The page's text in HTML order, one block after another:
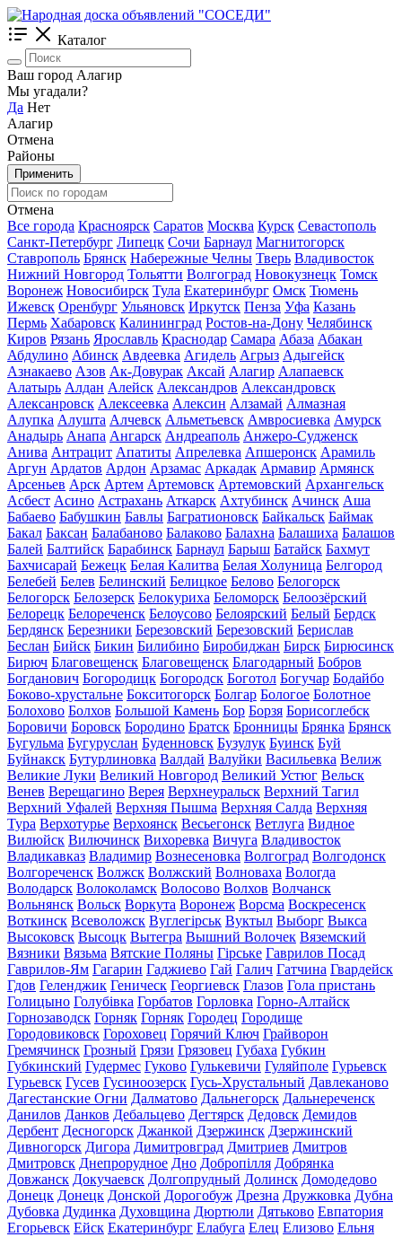
Каталог
Ваш город Алагир
Мы угадали?
Да Нет
Алагир
Отмена
Районы
Применить
Отмена
Все города Красноярск Саратов Москва Курск Севастополь
Санкт-Петербург Липецк Сочи Барнаул Магнитогорск
Ставрополь Брянск Набережные Челны Тверь Владивосток
Нижний Новгород Тольятти Волгоград Новокузнецк Томск
Воронеж Новосибирск Тула Екатеринбург Омск Тюмень
Ижевск Оренбург Ульяновск Иркутск Пенза Уфа Казань
Пермь Хабаровск Калининград Ростов-на-Дону Челябинск
Киров Рязань Ярославль Краснодар Самара Абаза Абакан
Абдулино Абинск Авдеевка Агидель Агрыз Адыгейск
Азнакаево Азов Ак-Довурак Аксай Алагир Алапаевск
Алатырь Алдан Алейск Александров Александровск
Алексанровск Алексеевка Алексин Алзамай Алмазная
Алупка Алушта Алчевск Альметьевск Амвросиевка Амурск
Анадырь Анапа Ангарск Андреаполь Анжеро-Судженск
Анива Антрацит Апатиты Апрелевка Апшеронск Арамиль
Аргун Ардатов Ардон Арзамас Аркадак Армавир Армянск
Арсеньев Арск Артем Артемовск Артемовский Архангельск
Асбест Асино Астрахань Аткарск Ахтубинск Ачинск Аша
Бабаево Бабушкин Бавлы Багратионовск Байкальск Баймак
Бакал Баксан Балабаново Балаково Балахна Балашиха Балашов
Балей Балтийск Барабинск Барнаул Барыш Батайск Бахмут
Бахчисарай Бежецк Белая Калитва Белая Холуница Белгород
Белебей Белев Белинский Белицкое Белово Белогорск
Белогорск Белозерск Белокуриха Беломорск Белоозёрский
Белорецк Белореченск Белоусово Белоярский Белый Бердск
Бердянск Березники Березовский Березовский Берислав
Беслан Бийск Бикин Билибино Биробиджан Бирск Бирюсинск
Бирюч Благовещенск Благовещенск Благодарный Бобров
Богданович Богородицк Богородск Боготол Богучар Бодайбо
Боково-хрустальне Бокситогорск Болгар Бологое Болотное
Болохово Болхов Большой Камень Бор Борзя Борисоглебск
Боровичи Боровск Бородино Братск Бронницы Брянка Брянск
Бугульма Бугуруслан Буденновск Бузулук Буинск Буй
Буйнакск Бутурлиновка Валдай Валуйки Васильевка Велиж
Великие Луки Великий Новгород Великий Устюг Вельск
Венев Верещагино Верея Верхнеуральск Верхний Тагил
Верхний Уфалей Верхняя Пышма Верхняя Салда Верхняя
Тура Верхотурье Верхоянск Весьегонск Ветлуга Видное
Вилюйск Вилючинск Вихоревка Вичуга Владивосток
Владикавказ Владимир Вознесеновка Волгоград Волгодонск
Волгореченск Волжск Волжский Волноваха Вологда
Володарск Волоколамск Волосово Волхов Волчанск
Вольнянск Вольск Воркута Воронеж Ворсма Воскресенск
Воткинск Всеволожск Вуглегірськ Вуктыл Выборг Выкса
Высоковск Высоцк Вытегра Вышний Волочек Вяземский
Вязники Вязьма Вятские Поляны Гірське Гаврилов Посад
Гаврилов-Ям Гагарин Гаджиево Гай Галич Гатчина Гвардейск
Гдов Геленджик Геническ Георгиевск Глазов Гола пристань
Голицыно Голубівка Горбатов Горловка Горно-Алтайск
Горнозаводск Горняк Горняк Городец Городище
Городовиковск Гороховец Горячий Ключ Грайворон
Гремячинск Грозный Грязи Грязовец Губаха Губкин
Губкинский Гудермес Гуково Гулькевичи Гуляйполе Гурьевск
Гурьевск Гусев Гусиноозерск Гусь-Хрустальный Давлеканово
Дагестанские Огни Далматово Дальнегорск Дальнереченск
Данилов Данков Дебальцево Дегтярск Дедовск Демидов
Дербент Десногорск Джанкой Дзержинск Дзержинский
Дивногорск Дигора Димитровград Дмитриев Дмитров
Дмитровск Днепрорудное Дно Добропілля Добрянка
Довжанск Докучаевск Долгопрудный Долинск Домодедово
Донецк Донецк Донской Дорогобуж Дрезна Дружковка Дубна
Дубовка Дудинка Духовщина Дюртюли Дятьково Евпатория
Егорьевск Ейск Екатеринбург Елабуга Елец Елизово Ельня